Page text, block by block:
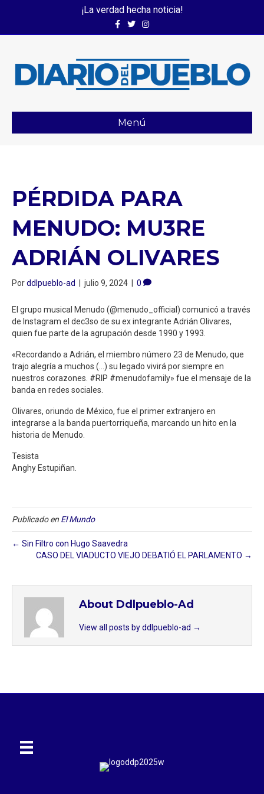
¡La verdad hecha noticia!
FacebookTwitterInstagram
Menú
PÉRDIDA PARA
MENUDO: MU3RE
ADRIÁN OLIVARES
Porddlpueblo-ad | julio 9, 2024 | 0
El grupo musical Menudo (@menudo_official) comunicó a través
de Instagram el dec3so de su ex integrante Adrián Olivares,
quien fue parte de la agrupación desde 1990 y 1993.
«Recordando a Adrián, el miembro número 23 de Menudo, que
trajo alegría a muchos (…) su legado vivirá por siempre en
nuestros corazones. #RIP #menudofamily» fue el mensaje de la
banda en redes sociales.
Olivares, oriundo de México, fue el primer extranjero en
integrarse a la banda puertorriqueña, marcando un hito en la
historia de Menudo.
Tesista
Anghy Estupiñan.
Publicado en El Mundo
← Sin Filtro con Hugo Saavedra
CASO DEL VIADUCTO VIEJO DEBATIÓ EL PARLAMENTO →
About Ddlpueblo-Ad
View all posts by ddlpueblo-ad →